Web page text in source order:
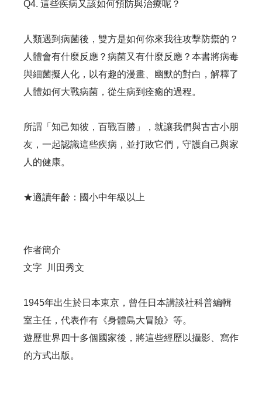
Q4. 這些疾病又該如何預防與治療呢？
人類遇到病菌後，雙方是如何你來我往攻擊防禦的？
人體會有什麼反應？病菌又有什麼反應？本書將病毒
與細菌擬人化，以有趣的漫畫、幽默的對白，解釋了
人體如何大戰病菌，從生病到痊癒的過程。
所謂「知己知彼，百戰百勝」，就讓我們與古古小朋
友，一起認識這些疾病，並打敗它們，守護自己與家
人的健康。
★適讀年齡：國小中年級以上
作者簡介
文字 川田秀文
1945年出生於日本東京，曾任日本講談社科普編輯
室主任，代表作有《身體島大冒險》等。
遊歷世界四十多個國家後，將這些經歷以攝影、寫作
的方式出版。